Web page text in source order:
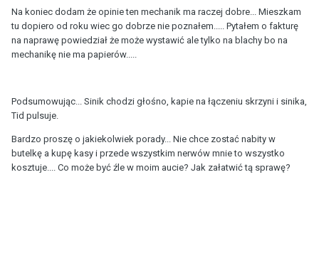
Na koniec dodam że opinie ten mechanik ma raczej dobre... Mieszkam
tu dopiero od roku wiec go dobrze nie poznałem..... Pytałem o fakturę
na naprawę powiedział że może wystawić ale tylko na blachy bo na
mechanikę nie ma papierów.....
Podsumowując... Sinik chodzi głośno, kapie na łączeniu skrzyni i sinika,
Tid pulsuje.
Bardzo proszę o jakiekolwiek porady... Nie chce zostać nabity w
butelkę a kupę kasy i przede wszystkim nerwów mnie to wszystko
kosztuje.... Co może być źle w moim aucie? Jak załatwić tą sprawę?